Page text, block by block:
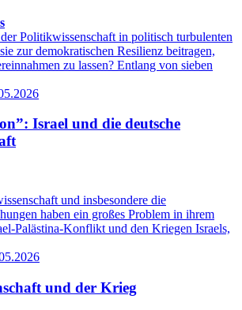
Politikwissenschaft in politisch turbulenten
zur demokratischen Resilienz beitragen,
zu lassen? Entlang von sieben
Israel und die deutsche
und insbesondere die
haben ein großes Problem in ihrem
Palästina-Konflikt und den Kriegen Israels,
und der Krieg